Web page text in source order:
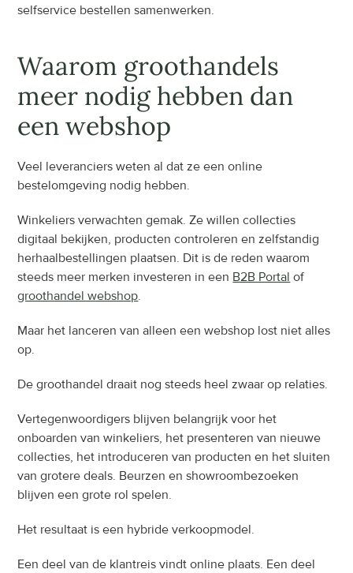
selfservice bestellen samenwerken.
Waarom groothandels
meer nodig hebben dan
een webshop
Veel leveranciers weten al dat ze een online
bestelomgeving nodig hebben.
Winkeliers verwachten gemak. Ze willen collecties
digitaal bekijken, producten controleren en zelfstandig
herhaalbestellingen plaatsen. Dit is de reden waarom
steeds meer merken investeren in een B2B Portal
groothandel webshop.
Maar het lanceren van alleen een webshop lost niet alles
op.
De groothandel draait nog steeds heel zwaar op relaties.
Vertegenwoordigers blijven belangrijk voor het
onboarden van winkeliers, het presenteren van nieuwe
collecties, het introduceren van producten en het sluiten
van grotere deals. Beurzen en showroombezoeken
blijven een grote rol spelen.
Het resultaat is een hybride verkoopmodel.
Een deel van de klantreis vindt online plaats. Een deel